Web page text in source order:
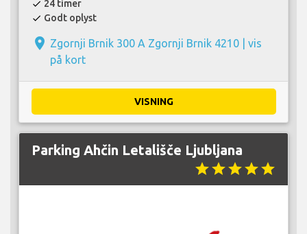
check 24 timer
check Godt oplyst
place Zgornji Brnik 300 A Zgornji Brnik 4210 | vis
på kort
VISNING
Parking Ahčin Letališče Ljubljana
starstarstarstarstar